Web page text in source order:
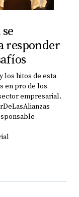
responder
los hitos de esta
en pro de los
empresarial.